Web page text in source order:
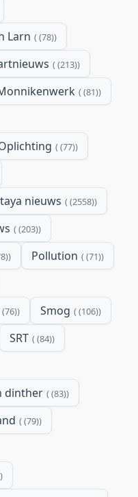
Larn (78)
(213)
(81)
(77)
nieuws (2558)
(203)
Pollution (71)
(76) Smog (106)
SRT (84)
dinther (83)
(79)